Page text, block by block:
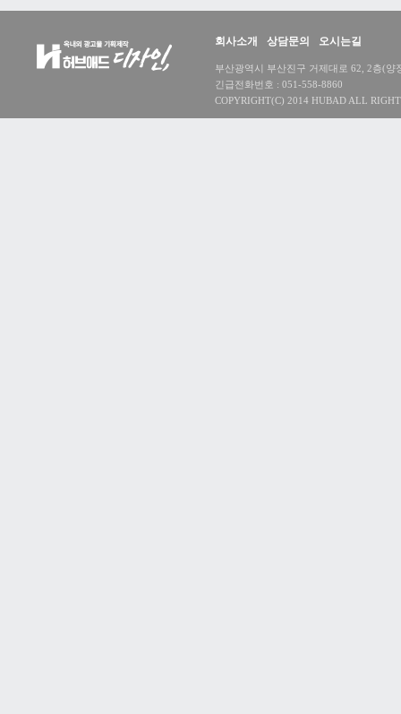
회사소개 상담문의 오시는길
부산광역시 부산진구 거제대로 62, 2층(양
긴급전화번호 : 051-558-8860
COPYRIGHT(C) 2014 HUBAD ALL